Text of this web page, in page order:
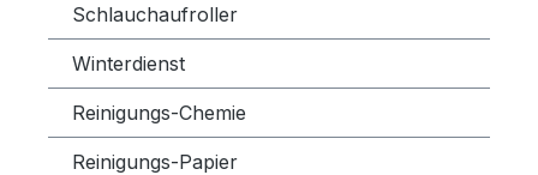
Schlauchaufroller
Winterdienst
Reinigungs-Chemie
Reinigungs-Papier